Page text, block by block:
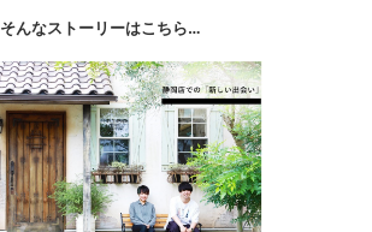
そんなストーリーはこちら…